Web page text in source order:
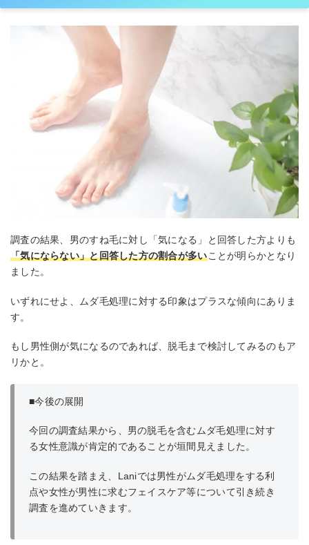
調査の結果、男のすね毛に対し「気になる」と回答した方よりも
「気にならない」と回答した方の割合が多いことが明らかとなり
ました。
いずれにせよ、ムダ毛処理に対する印象はプラスな傾向にありま
す。
もし男性側が気になるのであれば、脱毛まで検討してみるのもア
リかと。
■今後の展開
今回の調査結果から、男の脱毛を含むムダ毛処理に対す
る女性意識が肯定的であることが垣間見えました。
この結果を踏まえ、Laniでは男性がムダ毛処理をする利
点や女性が男性に求むフェイスケア等について引き続き
調査を進めていきます。